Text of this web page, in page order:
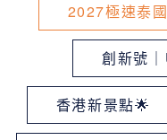
2027極速泰
創新號
香港新景點🌟